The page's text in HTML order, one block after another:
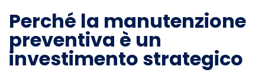
Perché la manutenzione
preventiva è un
investimento strategico